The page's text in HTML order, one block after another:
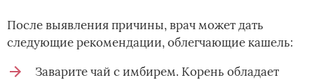
После выявления причины, врач может дать
следующие рекомендации, облегчающие кашель:
Заварите чай с имбирем. Корень обладает